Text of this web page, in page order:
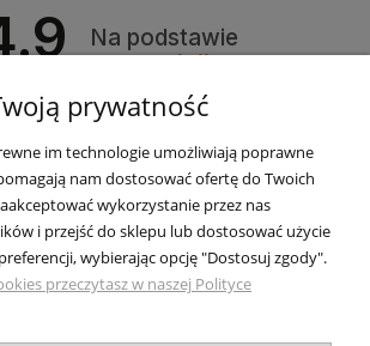
Na podstawie
4215opinii
Jak zbieramy opinie?
prywatność
im technologie umożliwiają poprawne
nam dostosować ofertę do Twoich
wykorzystanie przez nas
i przejść do sklepu lub dostosować użycie
wybierając opcję "Dostosuj zgody".
przeczytasz w naszej Polityce